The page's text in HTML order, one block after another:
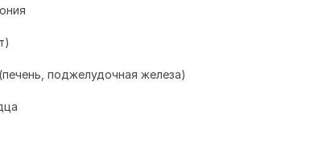
поджелудочная железа)